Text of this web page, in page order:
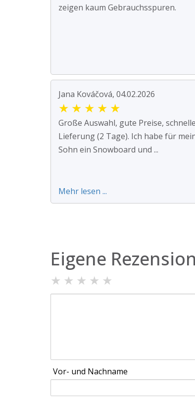
zeigen kaum Gebrauchsspuren.
Jana Kováčová, 04.02.2026
★ ★ ★ ★ ★
Große Auswahl, gute Preise, schnelle
Lieferung (2 Tage). Ich habe für
Sohn ein Snowboard und ...
Mehr lesen ...
Eigene
★ ★ ★ ★ ★
Vor- und Nachname